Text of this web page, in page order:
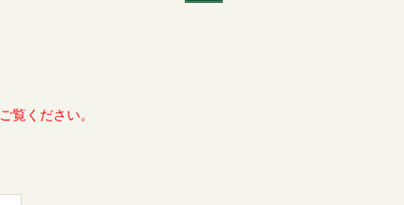
覧ください。